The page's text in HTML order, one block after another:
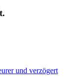
und verzögert